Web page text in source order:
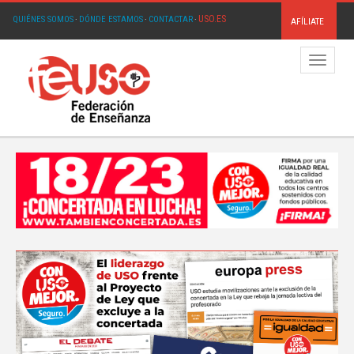
QUIÉNES SOMOS· DÓNDE ESTAMOS· CONTACTAR· USO.ES AFÍLIATE
Menú